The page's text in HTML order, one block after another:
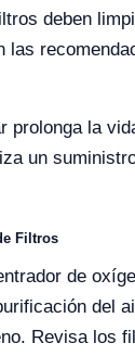
deben
las
prolonga la
un
Filtros
de
del
Revisa los